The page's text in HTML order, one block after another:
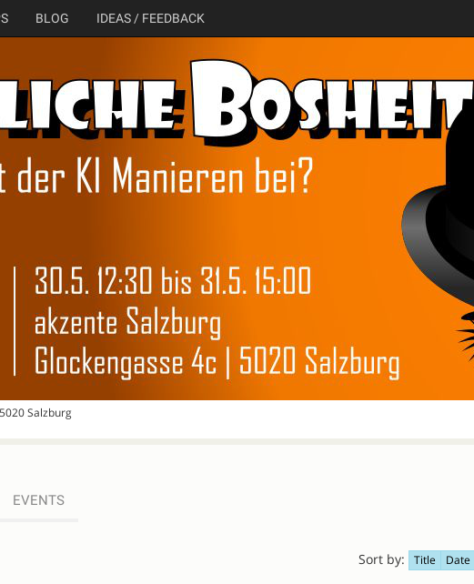
BLOG IDEAS / FEEDBACK
Salzburg
EVENTS
Sort by: Title Date